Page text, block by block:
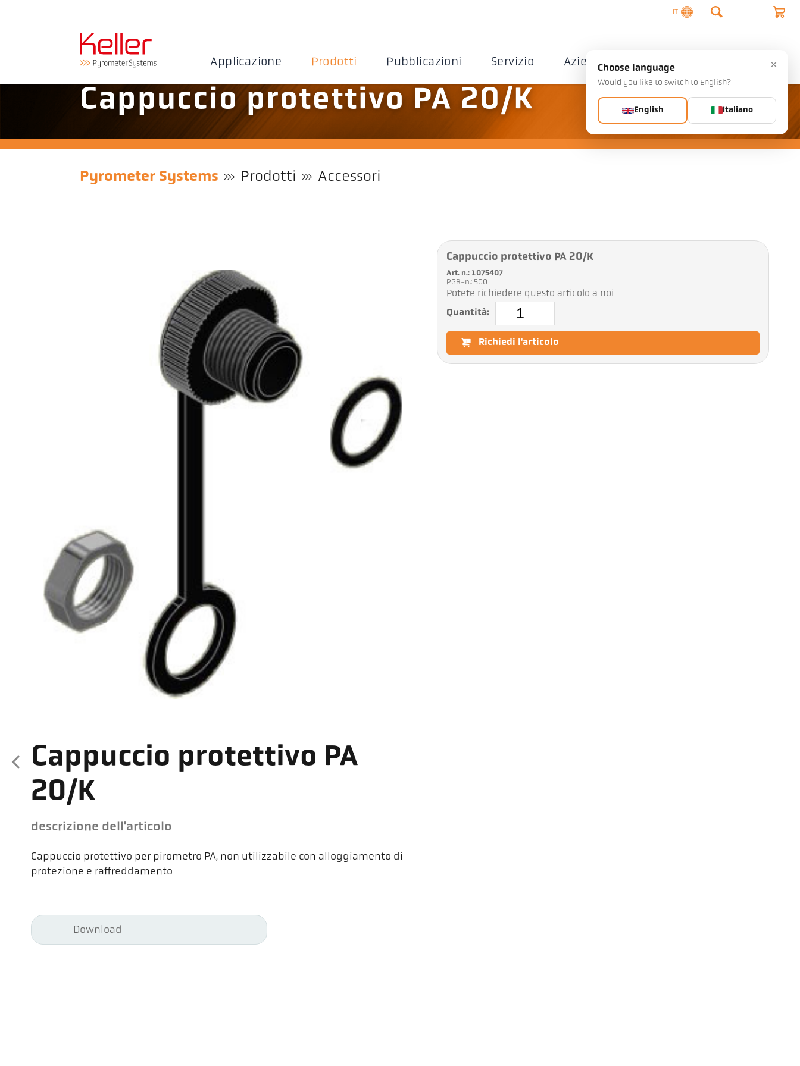
IT
Applicazione Prodotti Pubblicazioni Servizio Azienda Contatto
Cappuccio protettivo PA 20/K
Pyrometer Systems Prodotti Accessori
Cappuccio protettivo PA
20/K
descrizione dell'articolo
Cappuccio protettivo per pirometro PA, non utilizzabile con alloggiamento di
protezione e raffreddamento
Cappuccio protettivo PA 20/K
Art. n.: 1075407
PGB-n.: 500
Potete richiedere questo articolo a noi
Quantità:
Richiedi l'articolo
Download
×
Choose language
Would you like to switch to English?
English Italiano